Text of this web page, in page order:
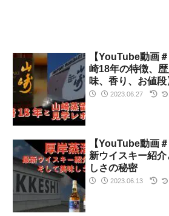
【YouTube動画
崎18年の特徴、歴
味、香り、お値段
2023.06.27
【YouTube動画
新ウイスキー紹
しさの秘密
2023.06.13